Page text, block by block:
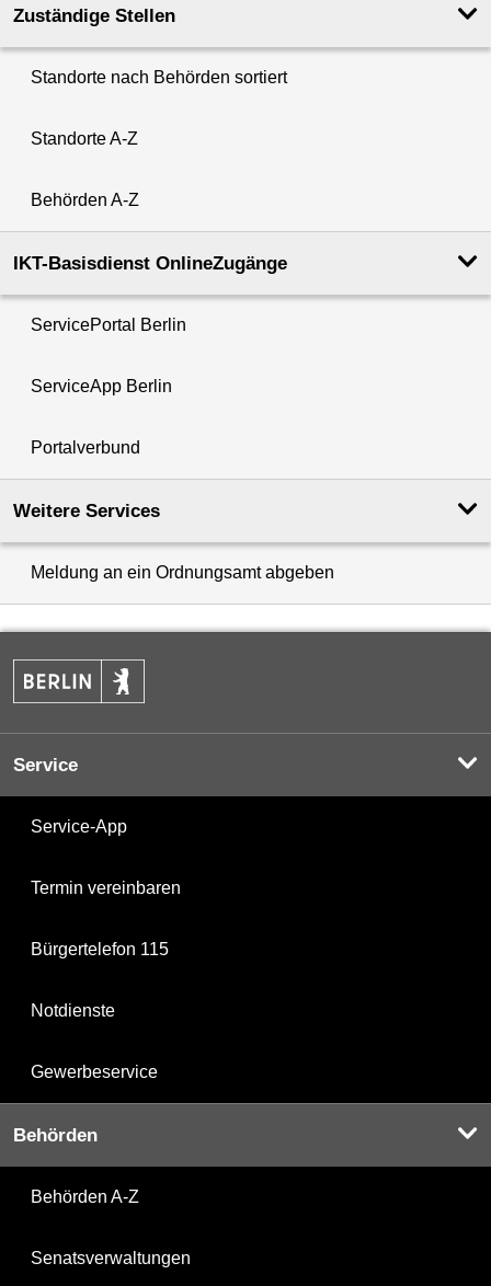
Zuständige Stellen
Standorte nach Behörden sortiert
Standorte A-Z
Behörden A-Z
IKT-Basisdienst OnlineZugänge
ServicePortal Berlin
ServiceApp Berlin
Portalverbund
Weitere Services
Meldung an ein Ordnungsamt abgeben
Service
Service-App
Termin vereinbaren
Bürgertelefon 115
Notdienste
Gewerbeservice
Behörden
Behörden A-Z
Senatsverwaltungen